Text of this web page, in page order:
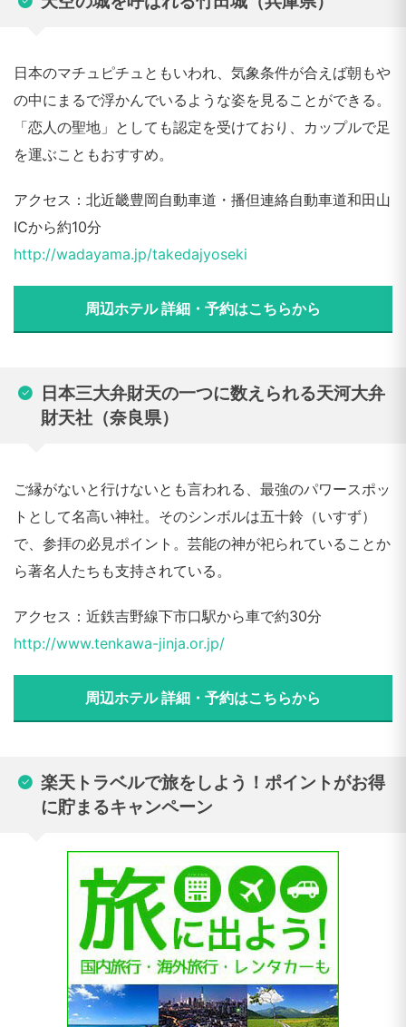
日本のマチュピチュともいわれ、気象条件が合えば朝もや
の中にまるで浮かんでいるような姿を見ることができる。
「恋人の聖地」としても認定を受けており、カップルで足
を運ぶこともおすすめ。
アクセス：北近畿豊岡自動車道・播但連絡自動車道和田山
ICから約10分
http://wadayama.jp/takedajyoseki
周辺ホテル 詳細・予約はこちらから
日本三大弁財天の一つに数えられる天河大弁
財天社（奈良県）
ご縁がないと行けないとも言われる、最強のパワースポッ
トとして名高い神社。そのシンボルは五十鈴（いすず）
で、参拝の必見ポイント。芸能の神が祀られていることか
ら著名人たちも支持されている。
アクセス：近鉄吉野線下市口駅から車で約30分
http://www.tenkawa-jinja.or.jp/
周辺ホテル 詳細・予約はこちらから
楽天トラベルで旅をしよう！ポイントがお得
に貯まるキャンペーン